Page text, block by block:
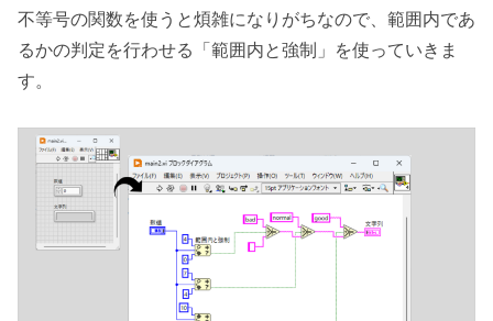
不等号の関数を使うと煩雑になりがちなので、範囲内であ
るかの判定を行わせる「範囲内と強制」を使っていきま
す。